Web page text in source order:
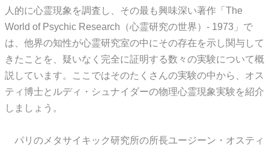
人的に心霊現象を調査し、その最も興味深い著作「The
World of Psychic Research（心霊研究の世界）- 1973」で
は、他界の知性が心霊研究室の中にその存在を示し関与して
きたことを、疑いなく完全に証明する数々の実験について概
説しています。ここではそのたくさんの実験の中から、オス
ティ博士とルディ・シュナイダーの物理心霊現象実験を紹介
しましょう。
パリのメタサイキック研究所の所長ユージーン・オスティ